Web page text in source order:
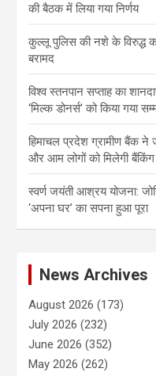
की बैठक में लिया गया निर्णय
कुल्लू पुलिस की नशे के विरुद्ध
बरामद
विश्व स्तनपान सप्ताह का
‘मिल्क डोनर्स’ को किया गया
हिमाचल प्रदेश ग्रामीण बैंक ने
और आम लोगों को मिलेगी बैंकिंग
स्वर्ण जयंती आश्रय योजना:
‘अपना घर’ का सपना हुआ पूरा
News Archives
August 2026 (173)
July 2026 (232)
June 2026 (352)
May 2026 (262)